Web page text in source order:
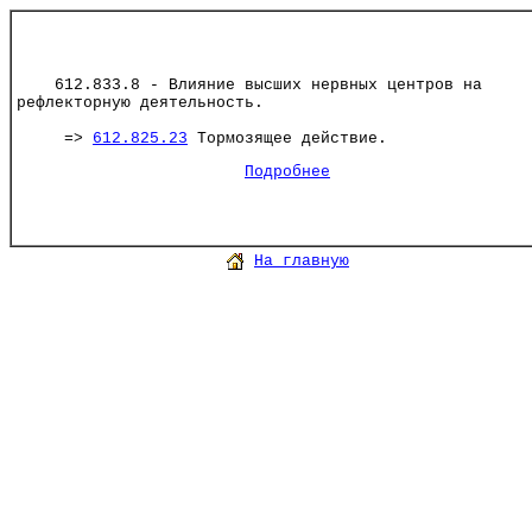
612.833.8 - Влияние высших нервных центров на
рефлекторную деятельность.
=> 612.825.23 Тормозящее действие.
Подробнее
На главную